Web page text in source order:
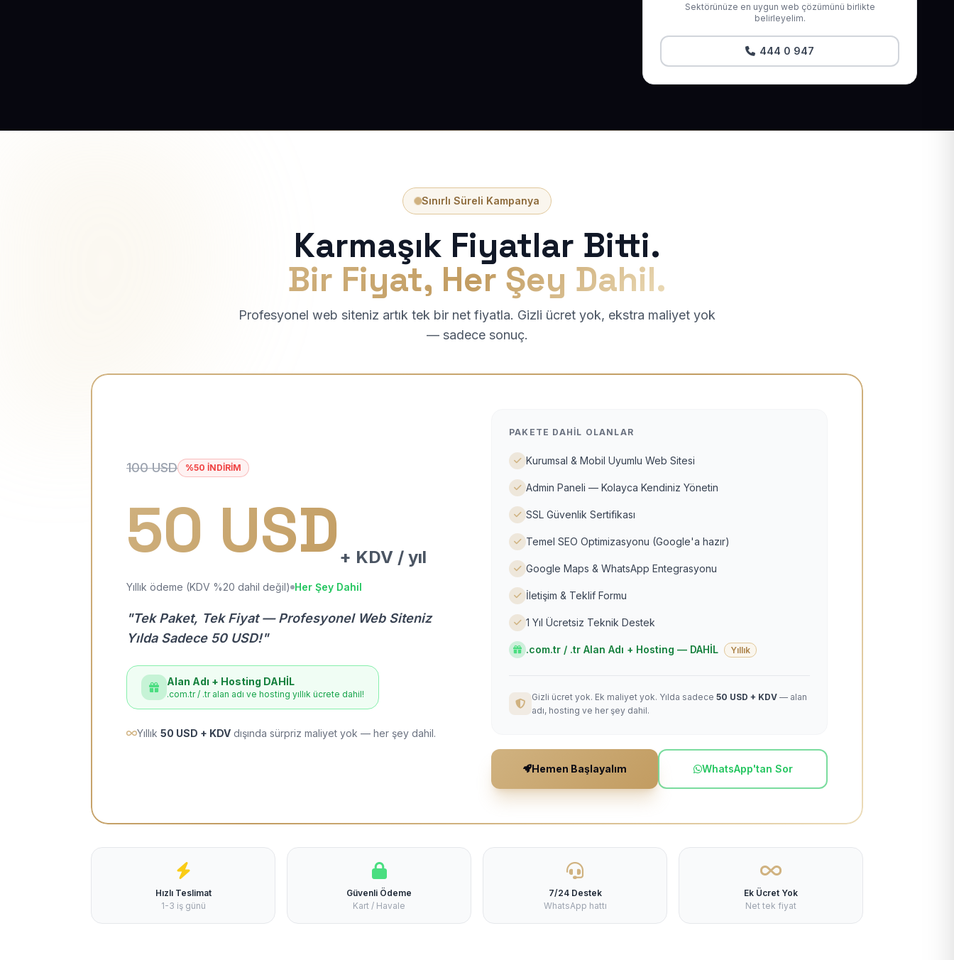
Sektörünüze en uygun web çözümünü birlikte
belirleyelim.
444 0 947
Sınırlı Süreli Kampanya
Karmaşık Fiyatlar Bitti.
Bir Fiyat, Her Şey Dahil.
Profesyonel web siteniz artık tek bir net fiyatla. Gizli ücret yok, ekstra maliyet yok
— sadece sonuç.
100 USD %50 İNDİRİM
50 USD + KDV / yıl
Yıllık ödeme (KDV %20 dahil değil) Her Şey Dahil
"Tek Paket, Tek Fiyat — Profesyonel Web Siteniz
Yılda Sadece 50 USD!"
Alan Adı + Hosting DAHİL
.com.tr / .tr alan adı ve hosting yıllık ücrete dahil!
Yıllık 50 USD + KDV dışında sürpriz maliyet yok — her şey dahil.
PAKETE DAHIL OLANLAR
Kurumsal & Mobil Uyumlu Web Sitesi
Admin Paneli — Kolayca Kendiniz Yönetin
SSL Güvenlik Sertifikası
Temel SEO Optimizasyonu (Google'a hazır)
Google Maps & WhatsApp Entegrasyonu
İletişim & Teklif Formu
1 Yıl Ücretsiz Teknik Destek
.com.tr / .tr Alan Adı + Hosting — DAHİL Yıllık
Gizli ücret yok. Ek maliyet yok. Yılda sadece 50 USD + KDV — alan
adı, hosting ve her şey dahil.
Hemen Başlayalım WhatsApp'tan Sor
Hızlı Teslimat
1-3 iş günü
Güvenli Ödeme
Kart / Havale
7/24 Destek
WhatsApp hattı
Ek Ücret Yok
Net tek fiyat